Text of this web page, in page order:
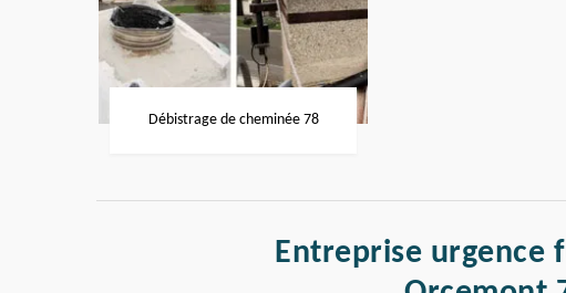
Débistrage de cheminée 78
Entreprise urgence